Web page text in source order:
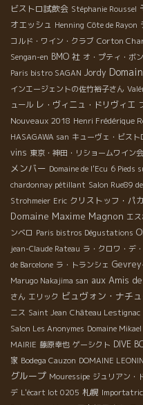
ビストロ試飲会 Stéphanie Roussel
オエッシュ Henning Côte de Rayon
コルド・ワイン・クラブ Corton
Sengan-en BMO 社 オ・プティ・ボ
Paris bistro SAGAN Jordy
インエージェントの佐竹裕子さん
ュール レ・ヴィニュ・ドリヴィエ
Nouveaux 2018 Henri Frédérique
HASAGAWA san キューヴェ・ビスト
vins 東京・神田・リショームワイン会
メンバー Domaine de l'Ecu 6 Pieds
chardonnay pétillant Salon Rue89
Strohmeier Eric クリストッフ・パ
Domaine Maxime Magnon エ
ンベロ Paris bistros Dégustations
jean-Claude Rateau ラ・クロワ・デ
de Barcelone ラ・トランシェ
Marugo Nakajima san aux Amis
さん エリック ビュヴォン・ナチ
ニス Saint Jean Château Lestignac
Salon Les Anonymes Domaine Mikael
MAIRIE 藤原幸也 ゲーシクト DIVE
家 Bodega Cauzon DOMAINE
グループ Mouressipe ジュリアン・
デ L'écart lot 0205 札幌